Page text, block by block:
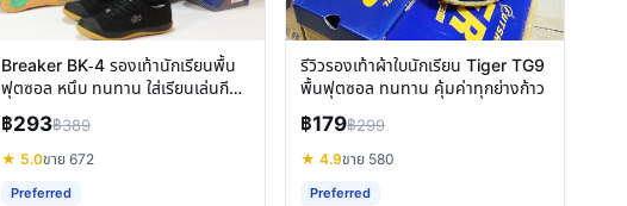
Breaker BK-4 รองเท้านักเรียนพื้น
ฟุตซอล หนึบ ทนทาน ใส่เรียนเล่นกีฬา
ครบจบ
฿293฿389
★ 5.0ขาย 672
Preferred
รีวิวรองเท้าผ้าใบนักเรียน Tiger TG9
พื้นฟุตซอล ทนทาน คุ้มค่าทุกย่างก้าว
฿179฿299
★ 4.9ขาย 580
Preferred